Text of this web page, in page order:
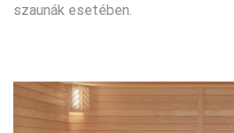
szaunák esetében.